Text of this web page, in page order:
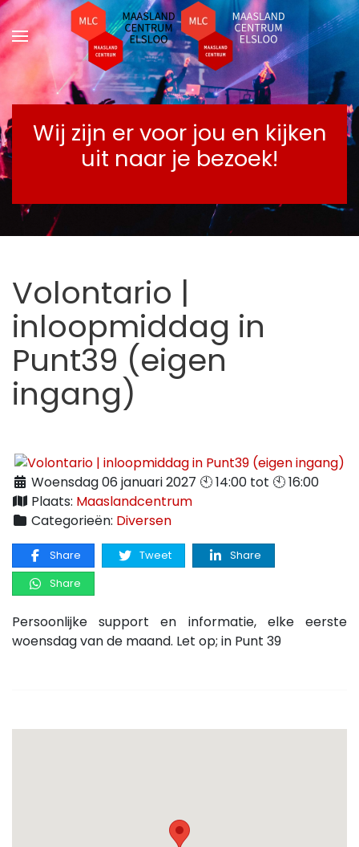
Terug naar hoofdinhoud
Wij zijn er voor jou en kijken
uit naar je bezoek!
Volontario |
inloopmiddag in
Punt39 (eigen
ingang)
Woensdag 06 januari 2027 🕙 14:00 tot 🕙 16:00
Plaats: Maaslandcentrum
Categorieën: Diversen
Share Tweet
Share
Share
Persoonlijke support en informatie, elke eerste
woensdag van de maand. Let op; in Punt 39